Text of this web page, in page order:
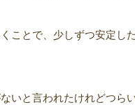
ことで、少しずつ安定し
ないと言われたけれどつら